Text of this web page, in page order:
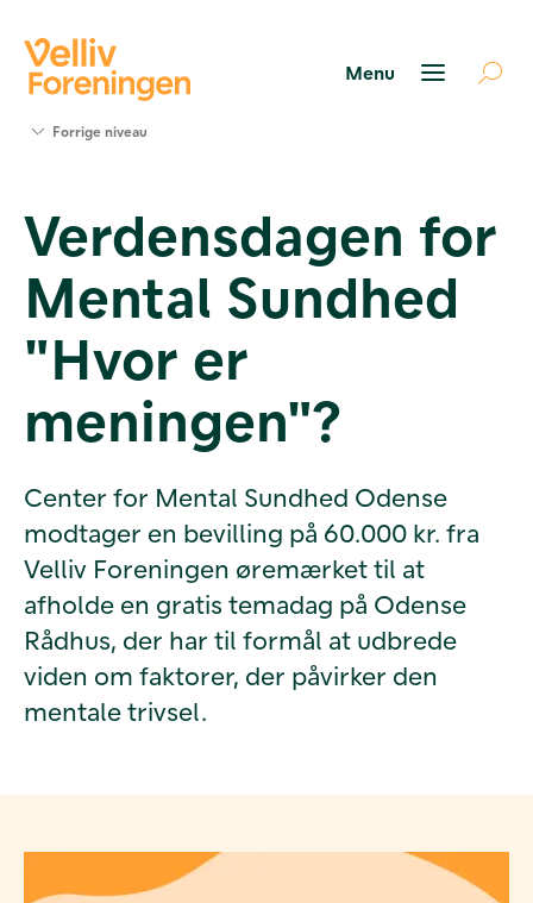
Værktøjer
og viden
Om Velliv
Foreningen
os
Forrige niveau
Verdensdagen for
Mental Sundhed
"Hvor er
meningen"?
Center for Mental Sundhed Odense
modtager en bevilling på 60.000 kr. fra
Velliv Foreningen øremærket til at
afholde en gratis temadag på Odense
Rådhus, der har til formål at udbrede
viden om faktorer, der påvirker den
mentale trivsel.